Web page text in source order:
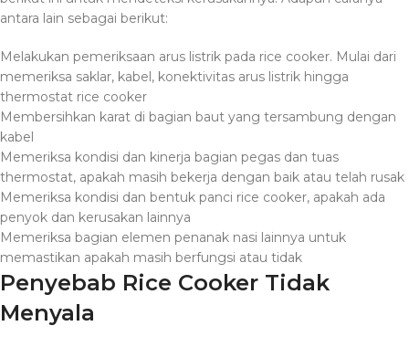
antara lain sebagai berikut:
Melakukan pemeriksaan arus listrik pada rice cooker. Mulai dari
memeriksa saklar, kabel, konektivitas arus listrik hingga
thermostat rice cooker
Membersihkan karat di bagian baut yang tersambung dengan
kabel
Memeriksa kondisi dan kinerja bagian pegas dan tuas
thermostat, apakah masih bekerja dengan baik atau telah rusak
Memeriksa kondisi dan bentuk panci rice cooker, apakah ada
penyok dan kerusakan lainnya
Memeriksa bagian elemen penanak nasi lainnya untuk
memastikan apakah masih berfungsi atau tidak
Penyebab Rice Cooker Tidak
Menyala